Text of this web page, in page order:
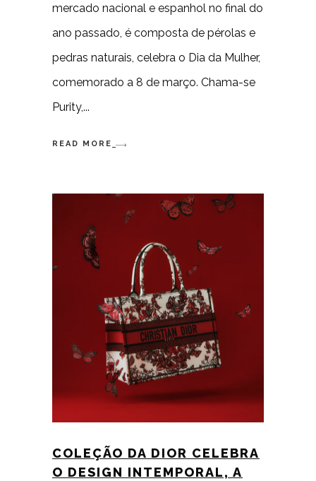
mercado nacional e espanhol no final do
ano passado, é composta de pérolas e
pedras naturais, celebra o Dia da Mulher,
comemorado a 8 de março. Chama-se
Purity,
READ MORE
COLEÇÃO DA DIOR CELEBRA
O DESIGN INTEMPORAL, A